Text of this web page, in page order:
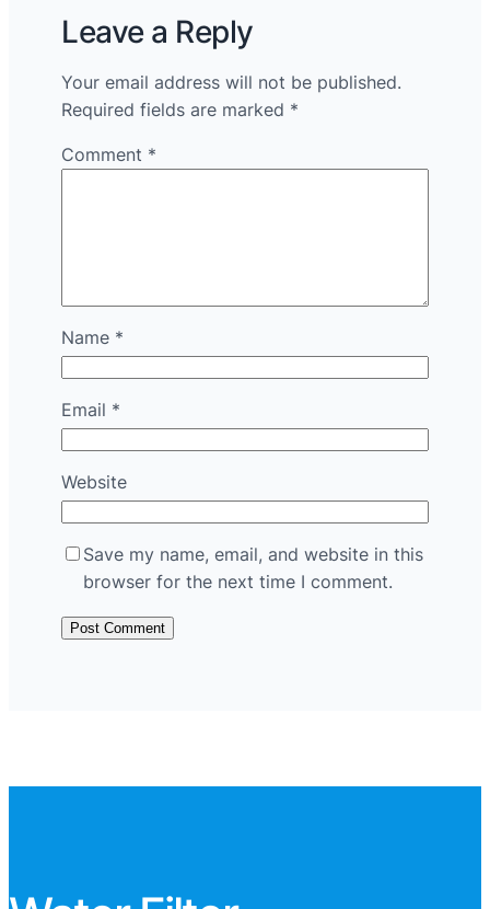
Leave a Reply
Your email address will not be published.
Required fields are marked *
Comment *
Name *
Email *
Website
Save my name, email, and website in this
browser for the next time I comment.